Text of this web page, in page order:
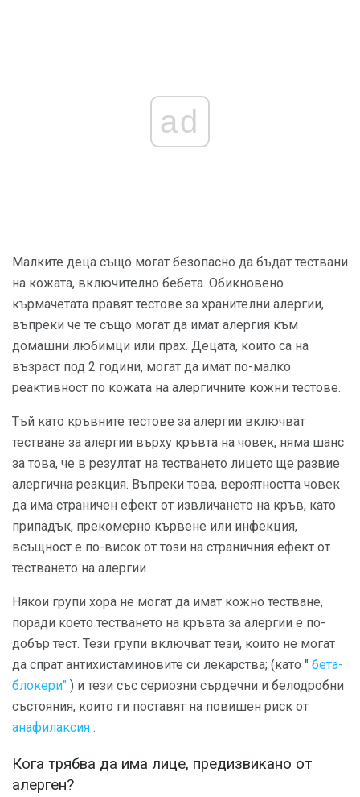
ad
Малките деца също могат безопасно да бъдат тествани
на кожата, включително бебета. Обикновено
кърмачетата правят тестове за хранителни алергии,
въпреки че те също могат да имат алергия към
домашни любимци или прах. Децата, които са на
възраст под 2 години, могат да имат по-малко
реактивност по кожата на алергичните кожни тестове.
Тъй като кръвните тестове за алергии включват
тестване за алергии върху кръвта на човек, няма шанс
за това, че в резултат на тестването лицето ще развие
алергична реакция. Въпреки това, вероятността човек
да има страничен ефект от извличането на кръв, като
припадък, прекомерно кървене или инфекция,
всъщност е по-висок от този на страничния ефект от
тестването на алергии.
Някои групи хора не могат да имат кожно тестване,
поради което тестването на кръвта за алергии е по-
добър тест. Тези групи включват тези, които не могат
да спрат антихистаминовите си лекарства; (като " бета-
блокери" ) и тези със сериозни сърдечни и белодробни
състояния, които ги поставят на повишен риск от
анафилаксия .
Кога трябва да има лице, предизвикано от
алерген?